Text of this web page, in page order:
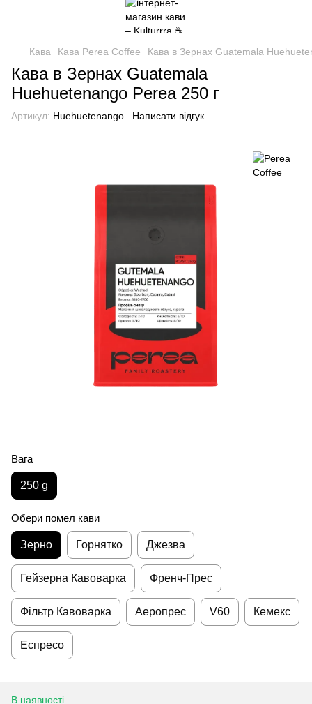
Кава Кава Perea Coffee Кава в Зернах Guatemala
Кава в Зернах Guatemala
Huehuetenango Perea 250 г
Артикул: Huehuetenango Написати відгук
Вага
250 g
Обери помел кави
Зерно Горнятко Джезва
Гейзерна Кавоварка Френч-Прес
Фільтр Кавоварка Аеропрес V60 Кемекс
Еспресо
В наявності